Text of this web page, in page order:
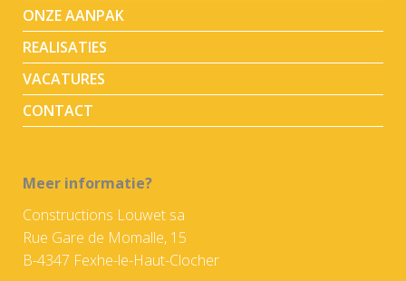
ONZE AANPAK
REALISATIES
VACATURES
CONTACT
Meer informatie?
Constructions Louwet sa
Rue Gare de Momalle, 15
B-4347 Fexhe-le-Haut-Clocher